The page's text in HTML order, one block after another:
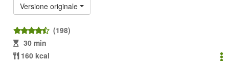
Versione originale
(198)
30 min
160 kcal